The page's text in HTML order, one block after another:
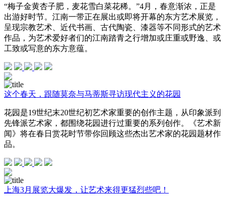
“梅子金黄杏子肥，麦花雪白菜花稀。”4月，春意渐浓，正是
出游好时节。江南一带正在展出或即将开幕的东方艺术展览，
呈现宗教艺术、近代书画、古代陶瓷、漆器等不同形式的艺术
作品，为艺术爱好者们的江南踏青之行增加或庄重或野逸、或
工致或写意的东方意蕴。
这个春天，跟随莫奈与马蒂斯寻访现代主义的花园
花园是19世纪末20世纪初艺术家重要的创作主题，从印象派到
先锋派艺术家，都围绕花园进行过重要的系列创作。《艺术新
闻》将在春日赏花时节带你回顾这些杰出艺术家的花园题材作
品。
上海3月展览大爆发，让艺术来得更猛烈些吧！